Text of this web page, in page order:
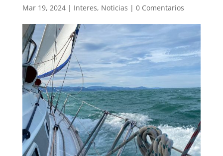
Mar 19, 2024| Interes, Noticias | 0 Comentarios